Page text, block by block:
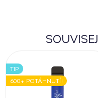
TIP
600+ POTÁHNUTÍ!